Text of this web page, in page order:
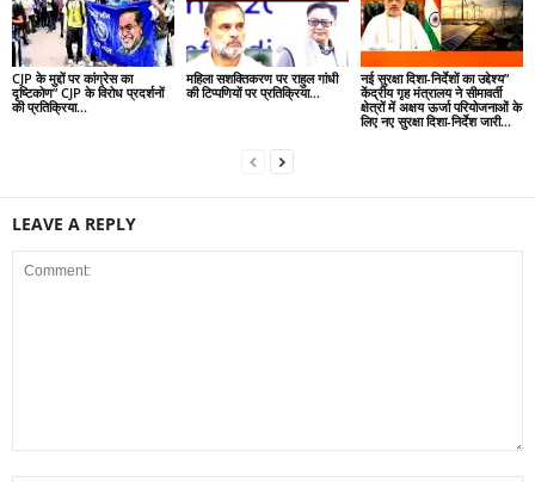
CJP के मुद्दों पर कांग्रेस का
दृष्टिकोण” CJP के विरोध प्रदर्शनों
की प्रतिक्रिया…
महिला सशक्तिकरण पर राहुल गांधी
की टिप्पणियों पर प्रतिक्रिया…
नई सुरक्षा दिशा-निर्देशों का उद्देश्य”
केंद्रीय गृह मंत्रालय ने सीमावर्ती
क्षेत्रों में अक्षय ऊर्जा परियोजनाओं के
लिए नए सुरक्षा दिशा-निर्देश जारी…
LEAVE A REPLY